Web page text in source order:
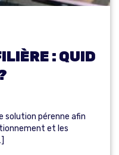
: QUID
solution pérenne afin
et les